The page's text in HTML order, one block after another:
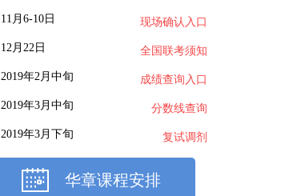
11月6-10日 现场确认入口
12月22日 全国联考须知
2019年2月中旬 成绩查询入口
2019年3月中旬 分数线查询
2019年3月下旬 复试调剂
华章课程安排